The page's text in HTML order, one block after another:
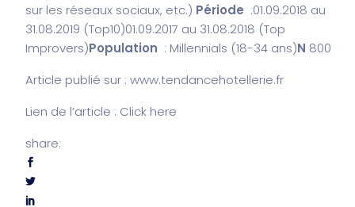
sur les réseaux sociaux, etc.) Période :01.09.2018 au
31.08.2019 (Top10)01.09.2017 au 31.08.2018 (Top
Improvers)Population : Millennials (18-34 ans)N 800
Article publié sur : www.tendancehotellerie.fr
Lien de l’article : Click here
share: